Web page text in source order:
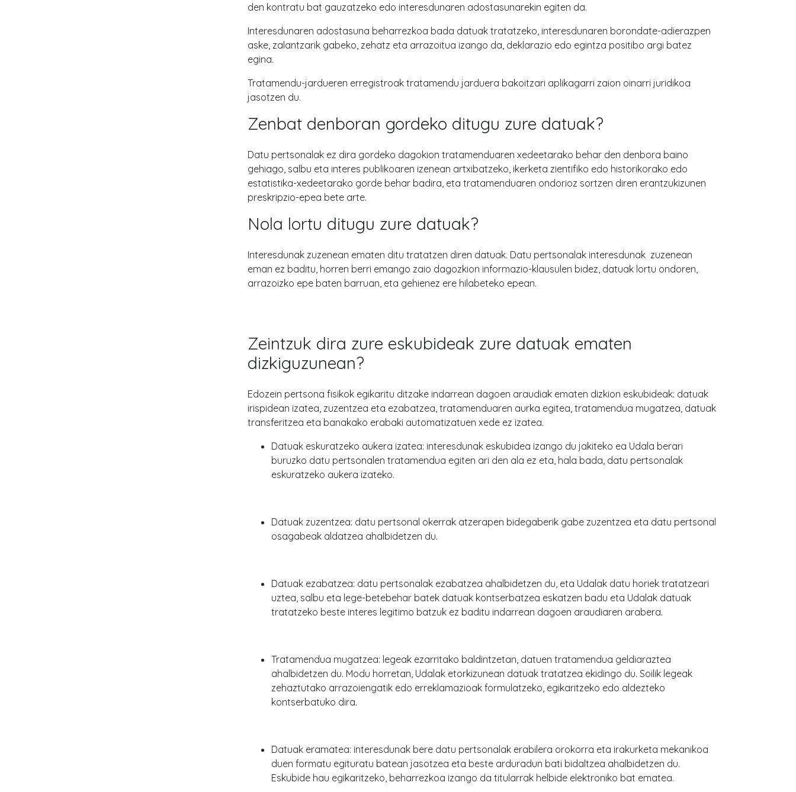
den kontratu bat gauzatzeko edo interesdunaren adostasunarekin egiten da.
Interesdunaren adostasuna beharrezkoa bada datuak tratatzeko, interesdunaren borondate-adierazpen
aske, zalantzarik gabeko, zehatz eta arrazoitua izango da, deklarazio edo egintza positibo argi batez
egina.
Tratamendu-jardueren erregistroak tratamendu jarduera bakoitzari aplikagarri zaion oinarri juridikoa
jasotzen du.
Zenbat denboran gordeko ditugu zure datuak?
Datu pertsonalak ez dira gordeko dagokion tratamenduaren xedeetarako behar den denbora baino
gehiago, salbu eta interes publikoaren izenean artxibatzeko, ikerketa zientifiko edo historikorako edo
estatistika-xedeetarako gorde behar badira, eta tratamenduaren ondorioz sortzen diren erantzukizunen
preskripzio-epea bete arte.
Nola lortu ditugu zure datuak?
Interesdunak zuzenean ematen ditu tratatzen diren datuak. Datu pertsonalak interesdunak zuzenean
eman ez baditu, horren berri emango zaio dagozkion informazio-klausulen bidez, datuak lortu ondoren,
arrazoizko epe baten barruan, eta gehienez ere hilabeteko epean.
Zeintzuk dira zure eskubideak zure datuak ematen
dizkiguzunean?
Edozein pertsona fisikok egikaritu ditzake indarrean dagoen araudiak ematen dizkion eskubideak: datuak
irispidean izatea, zuzentzea eta ezabatzea, tratamenduaren aurka egitea, tratamendua mugatzea, datuak
transferitzea eta banakako erabaki automatizatuen xede ez izatea.
Datuak eskuratzeko aukera izatea: interesdunak eskubidea izango du jakiteko ea Udala berari
buruzko datu pertsonalen tratamendua egiten ari den ala ez eta, hala bada, datu pertsonalak
eskuratzeko aukera izateko.
Datuak zuzentzea: datu pertsonal okerrak atzerapen bidegaberik gabe zuzentzea eta datu pertsonal
osagabeak aldatzea ahalbidetzen du.
Datuak ezabatzea: datu pertsonalak ezabatzea ahalbidetzen du, eta Udalak datu horiek tratatzeari
uztea, salbu eta lege-betebehar batek datuak kontserbatzea eskatzen badu eta Udalak datuak
tratatzeko beste interes legitimo batzuk ez baditu indarrean dagoen araudiaren arabera.
Tratamendua mugatzea: legeak ezarritako baldintzetan, datuen tratamendua geldiaraztea
ahalbidetzen du. Modu horretan, Udalak etorkizunean datuak tratatzea ekidingo du. Soilik legeak
zehaztutako arrazoiengatik edo erreklamazioak formulatzeko, egikaritzeko edo aldezteko
kontserbatuko dira.
Datuak eramatea: interesdunak bere datu pertsonalak erabilera orokorra eta irakurketa mekanikoa
duen formatu egituratu batean jasotzea eta beste arduradun bati bidaltzea ahalbidetzen du.
Eskubide hau egikaritzeko, beharrezkoa izango da titularrak helbide elektroniko bat ematea.